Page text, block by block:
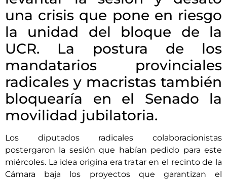
una crisis que pone en riesgo
la unidad del bloque de la
UCR. La postura de los
mandatarios provinciales
radicales y macristas también
bloquearía en el Senado la
movilidad jubilatoria.
Los diputados radicales colaboracionistas
postergaron la sesión que habían pedido para este
miércoles. La idea origina era tratar en el recinto de la
Cámara baja los proyectos que garantizan el